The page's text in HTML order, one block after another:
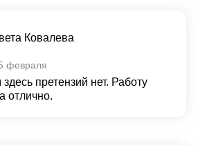
Ковалева
февраля
претензий нет. Работу
отлично.